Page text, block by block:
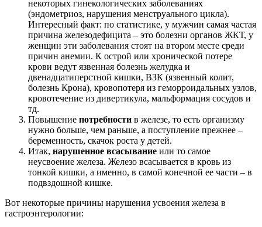
некоторых гинекологических заболеваниях
(эндометриоз, нарушения менструального цикла).
Интересный факт: по статистике, у мужчин самая частая
причина железодефицита – это болезни органов ЖКТ, у
женщин эти заболевания стоят на втором месте среди
причин анемии. К острой или хронической потере
крови ведут язвенная болезнь желудка и
двенадцатиперстной кишки, ВЗК (язвенный колит,
болезнь Крона), кровопотеря из геморроидальных узлов,
кровотечение из дивертикула, мальформация сосудов и
тд.
Повышение потребности в железе, то есть организму
нужно больше, чем раньше, а поступление прежнее –
беременность, скачок роста у детей.
Итак, нарушенное всасывание или то самое
неусвоение железа. Железо всасывается в кровь из
тонкой кишки, а именно, в самой конечной ее части – в
подвздошной кишке.
Вот некоторые причины нарушения усвоения железа в
гастроэнтерологии: